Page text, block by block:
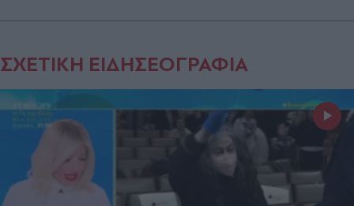
ΣΧΕΤΙΚΗ ΕΙΔΗΣΕΟΓΡΑΦΙΑ